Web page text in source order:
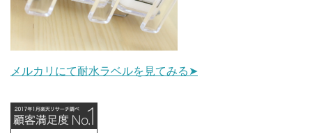
メルカリにて耐水ラベルを見てみる➤